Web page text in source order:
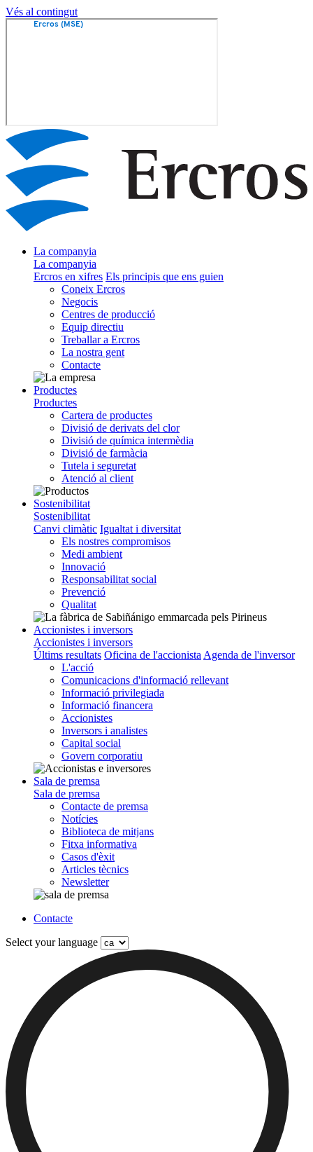
Vés al contingut
La companyia
La companyia
Ercros en xifres Els principis que ens guien
Coneix Ercros
Negocis
Centres de producció
Equip directiu
Treballar a Ercros
La nostra gent
Contacte
Productes
Productes
Cartera de productes
Divisió de derivats del clor
Divisió de química intermèdia
Divisió de farmàcia
Tutela i seguretat
Atenció al client
Sostenibilitat
Sostenibilitat
Canvi climàtic Igualtat i diversitat
Els nostres compromisos
Medi ambient
Innovació
Responsabilitat social
Prevenció
Qualitat
Accionistes i inversors
Accionistes i inversors
Últims resultats Oficina de l'accionista Agenda de l'inversor
L'acció
Comunicacions d'informació rellevant
Informació privilegiada
Informació financera
Accionistes
Inversors i analistes
Capital social
Govern corporatiu
Sala de premsa
Sala de premsa
Contacte de premsa
Notícies
Biblioteca de mitjans
Fitxa informativa
Casos d'èxit
Articles tècnics
Newsletter
Contacte
Select your language